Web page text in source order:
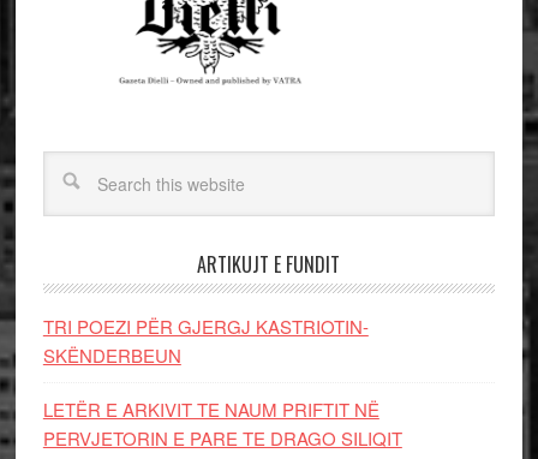
ARTIKUJT E FUNDIT
TRI POEZI PËR GJERGJ KASTRIOTIN-
SKËNDERBEUN
LETËR E ARKIVIT TE NAUM PRIFTIT NË
PERVJETORIN E PARE TE DRAGO SILIQIT